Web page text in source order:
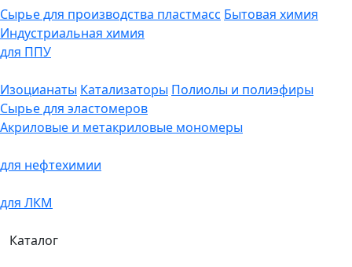
Сырье для производства пластмасс Бытовая химия
Индустриальная химия
для ППУ
Изоцианаты Катализаторы Полиолы и полиэфиры
Сырье для эластомеров
Акриловые и метакриловые мономеры
для нефтехимии
для ЛКМ
Каталог